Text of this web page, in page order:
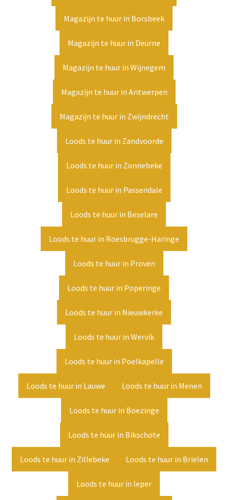
Magazijn te huur in Borsbeek
Magazijn te huur in Deurne
Magazijn te huur in Wijnegem
Magazijn te huur in Antwerpen
Magazijn te huur in Zwijndrecht
Loods te huur in Zandvoorde
Loods te huur in Zonnebeke
Loods te huur in Passendale
Loods te huur in Beselare
Loods te huur in Roesbrugge-Haringe
Loods te huur in Proven
Loods te huur in Poperinge
Loods te huur in Nieuwkerke
Loods te huur in Wervik
Loods te huur in Poelkapelle
Loods te huur in Lauwe Loods te huur in Menen
Loods te huur in Boezinge
Loods te huur in Bikschote
Loods te huur in Zillebeke Loods te huur in Brielen
Loods te huur in Ieper